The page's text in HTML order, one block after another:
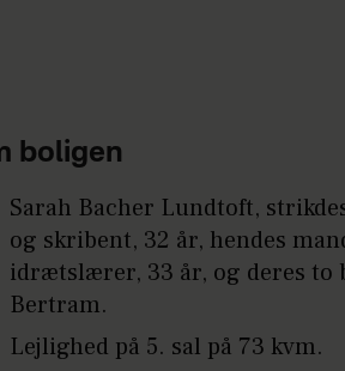
boligen
Sarah Bacher Lundtoft,
og skribent, 32 år, hendes
idrætslærer, 33 år, og deres to
Bertram.
Lejlighed på 5. sal på 73 kvm.